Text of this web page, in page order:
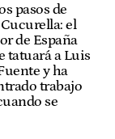
pasos de
el
de España
tatuará a Luis
y ha
trabajo
se